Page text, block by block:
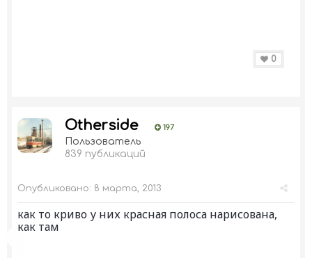
0
Otherside 197
Пользователь
839 публикаций
Опубликовано: 8 марта, 2013
как то криво у них красная полоса нарисована,
как там